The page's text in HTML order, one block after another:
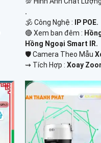
.
🕉️ Công Nghệ :
IP POE.
🔴 Xem ban đêm :
Hồng Ngoại Smart IR.
🛡 Camera Theo Mẫu
️⇝ Tích Hợp :Xoay